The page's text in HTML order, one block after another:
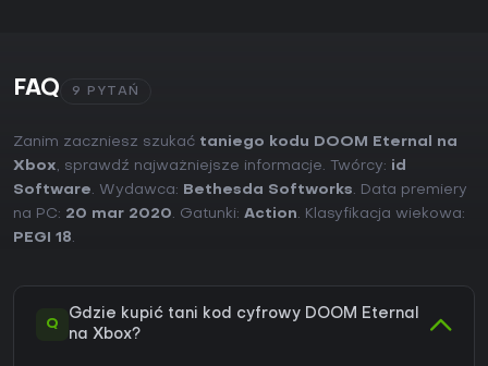
FAQ 9 PYTAŃ
Zanim zaczniesz szukać taniego kodu DOOM Eternal na
Xbox, sprawdź najważniejsze informacje. Twórcy: id
Software. Wydawca: Bethesda Softworks. Data premiery
na PC: 20 mar 2020. Gatunki: Action. Klasyfikacja wiekowa:
PEGI 18.
Q
Gdzie kupić tani kod cyfrowy DOOM Eternal
na Xbox?